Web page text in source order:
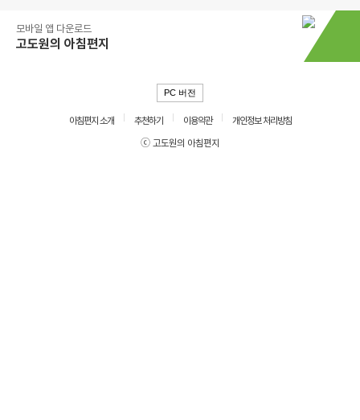
모바일 앱 다운로드
고도원의 아침편지
PC 버전
아침편지 소개 추천하기 이용약관
개인정보 처리방침
ⓒ 고도원의 아침편지